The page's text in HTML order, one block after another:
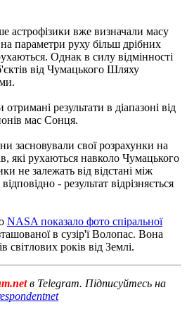
астрофізики вже визначали масу
параметри руху більш дрібних
Однак в силу відмінності
від Чумацького Шляху
результати в діапазоні від
мас Сонця.
засновували свої розрахунки на
які рухаються навколо Чумацького
не залежать від відстані між
- результат відрізняється
NASA показало фото спіральної
в сузір'ї Волопас. Вона
світлових років від Землі.
в Telegram. Підписуйтесь на